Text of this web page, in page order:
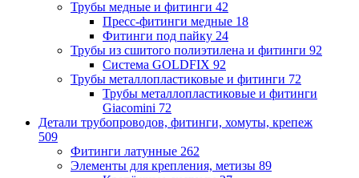
Трубы медные и фитинги 42
Пресс-фитинги медные 18
Фитинги под пайку 24
Трубы из сшитого полиэтилена и фитинги 92
Система GOLDFIX 92
Трубы металлопластиковые и фитинги 72
Трубы металлопластиковые и фитинги
Giacomini 72
Детали трубопроводов, фитинги, хомуты, крепеж
509
Фитинги латунные 262
Элементы для крепления, метизы 89